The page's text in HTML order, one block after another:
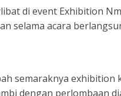
di event Exhibition
selama acara
semaraknya exhibition
dengan perlombaan